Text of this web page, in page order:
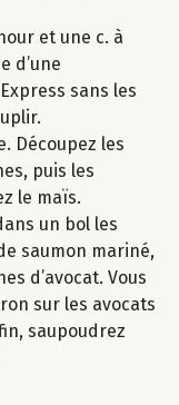
et une c. à
d’une
sans les
Découpez les
puis les
le maïs.
un bol les
saumon mariné,
d’avocat. Vous
sur les avocats
saupoudrez